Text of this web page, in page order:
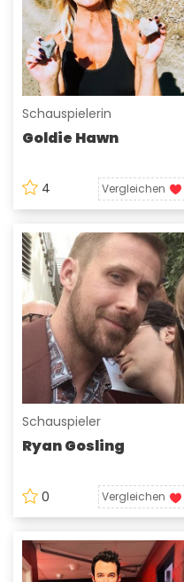
Schauspielerin
Goldie Hawn
4 Vergleichen
Schauspieler
Ryan Gosling
0 Vergleichen